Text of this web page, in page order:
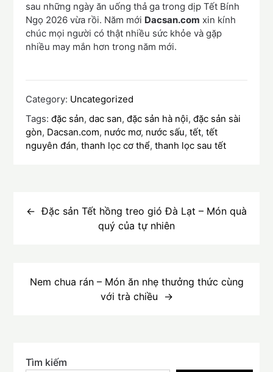
sau những ngày ăn uống thả ga trong dịp Tết Bính
Ngọ 2026 vừa rồi. Năm mới Dacsan.com xin kính
chúc mọi người có thật nhiều sức khỏe và gặp
nhiều may mắn hơn trong năm mới.
Category: Uncategorized
Tags:đặc sản,dac san,đặc sản hà nội,đặc sản sài
gòn, Dacsan.com, nước mơ, nước sấu,tết,tết
nguyên đán,thanh lọc cơ thể,thanh lọc sau tết
hướngĐặc sản Tết hồng treo gió Đà Lạt – Món quà
quý của tự nhiên
Nem chua rán – Món ăn nhẹ thưởng thức cùng
với trà chiều
Tìm kiếm